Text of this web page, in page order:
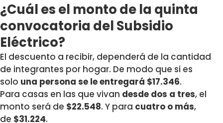
¿Cuál es el monto de la quinta
convocatoria del Subsidio
Eléctrico?
El descuento a recibir, dependerá de la cantidad
de integrantes por hogar. De modo que si es
solo una persona se le entregará $17.346.
Para casas en las que vivan desde dos a tres, el
monto será de $22.548. Y para cuatro o más,
de $31.224.